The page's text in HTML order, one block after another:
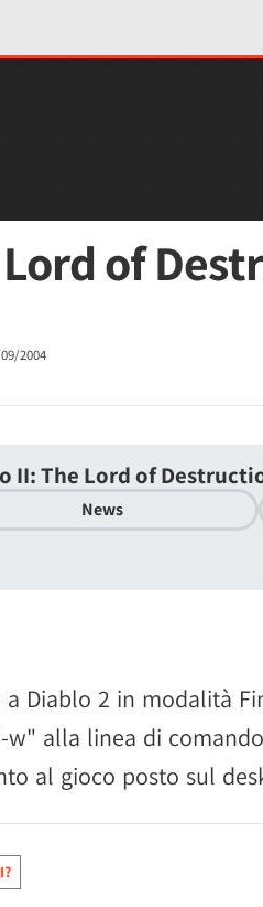
of
2004
II: The Lord of
News
a Diablo 2 in modalità
w" alla linea di
al gioco posto sul